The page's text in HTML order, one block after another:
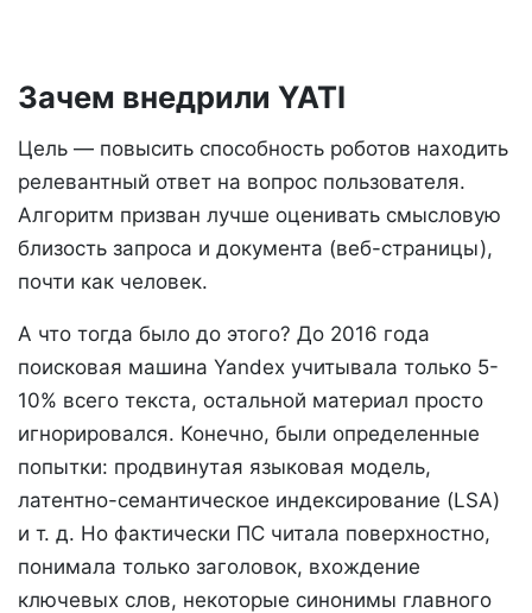
Зачем внедрили YATI
Цель — повысить способность роботов находить
релевантный ответ на вопрос пользователя.
Алгоритм призван лучше оценивать смысловую
близость запроса и документа (веб-страницы),
почти как человек.
А что тогда было до этого? До 2016 года
поисковая машина Yandex учитывала только 5-
10% всего текста, остальной материал просто
игнорировался. Конечно, были определенные
попытки: продвинутая языковая модель,
латентно-семантическое индексирование (LSA)
и т. д. Но фактически ПС читала поверхностно,
понимала только заголовок, вхождение
ключевых слов, некоторые синонимы главного